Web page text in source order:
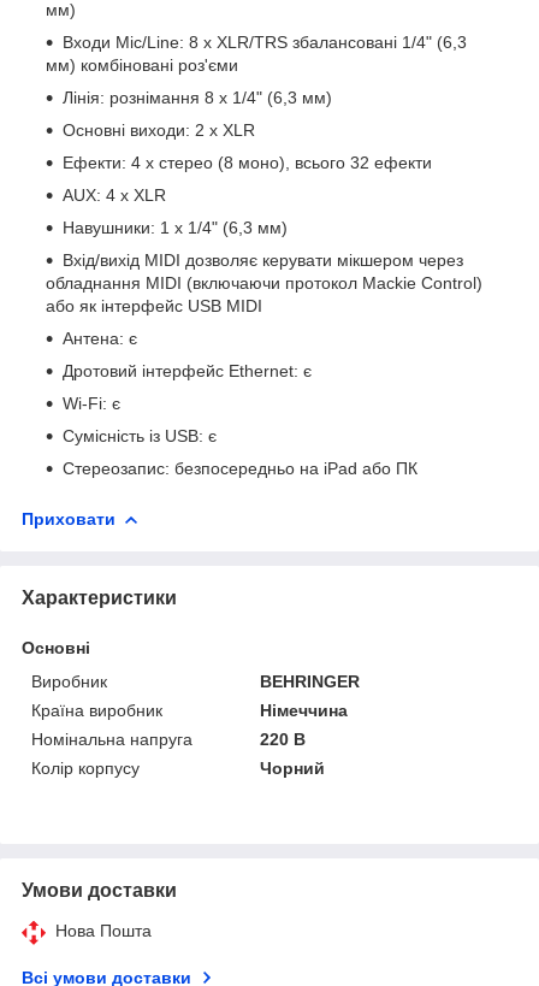
мм)
Входи Mic/Line: 8 x XLR/TRS збалансовані 1/4" (6,3
мм) комбіновані роз'єми
Лінія: рознімання 8 x 1/4" (6,3 мм)
Основні виходи: 2 x XLR
Ефекти: 4 x стерео (8 моно), всього 32 ефекти
AUX: 4 x XLR
Навушники: 1 x 1/4" (6,3 мм)
Вхід/вихід MIDI дозволяє керувати мікшером через
обладнання MIDI (включаючи протокол Mackie Control)
або як інтерфейс USB MIDI
Антена: є
Дротовий інтерфейс Ethernet: є
Wi-Fi: є
Сумісність із USB: є
Стереозапис: безпосередньо на iPad або ПК
Приховати
Характеристики
Основні
Виробник
BEHRINGER
Країна виробник
Німеччина
Номінальна напруга
220 В
Колір корпусу
Чорний
Умови доставки
Нова Пошта
Всі умови доставки